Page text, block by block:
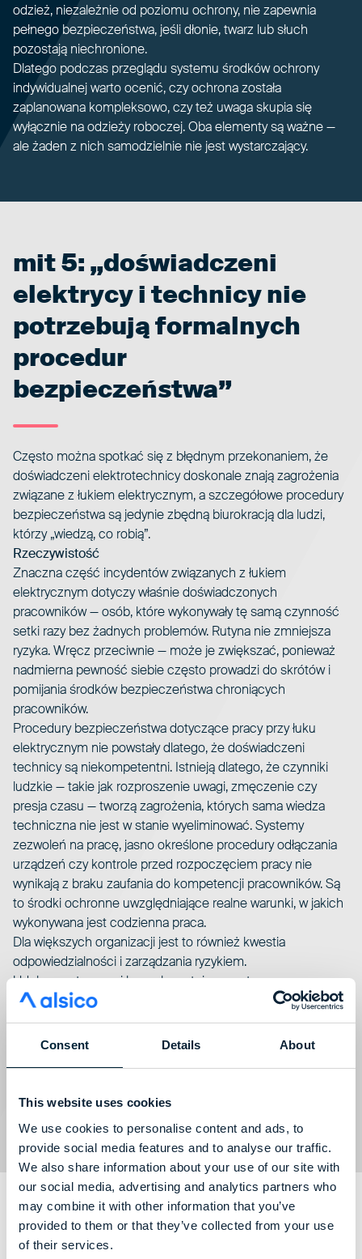
Consent Details About
This website uses cookies
We use cookies to personalise content and ads, to
provide social media features and to analyse our traffic.
We also share information about your use of our site with
our social media, advertising and analytics partners who
may combine it with other information that you’ve
provided to them or that they’ve collected from your use
of their services.
odzież, niezależnie od poziomu ochrony, nie zapewnia
pełnego bezpieczeństwa, jeśli dłonie, twarz lub słuch
pozostają niechronione.
Dlatego podczas przeglądu systemu środków ochrony
indywidualnej warto ocenić, czy ochrona została
zaplanowana kompleksowo, czy też uwaga skupia się
wyłącznie na odzieży roboczej. Oba elementy są ważne —
ale żaden z nich samodzielnie nie jest wystarczający.
mit 5: „doświadczeni
elektrycy i technicy nie
potrzebują formalnych
procedur
bezpieczeństwa”
Często można spotkać się z błędnym przekonaniem, że
doświadczeni elektrotechnicy doskonale znają zagrożenia
związane z łukiem elektrycznym, a szczegółowe procedury
bezpieczeństwa są jedynie zbędną biurokracją dla ludzi,
którzy „wiedzą, co robią”.
Rzeczywistość
Znaczna część incydentów związanych z łukiem
elektrycznym dotyczy właśnie doświadczonych
pracowników — osób, które wykonywały tę samą czynność
setki razy bez żadnych problemów. Rutyna nie zmniejsza
ryzyka. Wręcz przeciwnie — może je zwiększać, ponieważ
nadmierna pewność siebie często prowadzi do skrótów i
pomijania środków bezpieczeństwa chroniących
pracowników.
Procedury bezpieczeństwa dotyczące pracy przy łuku
elektrycznym nie powstały dlatego, że doświadczeni
technicy są niekompetentni. Istnieją dlatego, że czynniki
ludzkie — takie jak rozproszenie uwagi, zmęczenie czy
presja czasu — tworzą zagrożenia, których sama wiedza
techniczna nie jest w stanie wyeliminować. Systemy
zezwoleń na pracę, jasno określone procedury odłączania
urządzeń czy kontrole przed rozpoczęciem pracy nie
wynikają z braku zaufania do kompetencji pracowników. Są
to środki ochronne uwzględniające realne warunki, w jakich
wykonywana jest codzienna praca.
Dla większych organizacji jest to również kwestia
odpowiedzialności i zarządzania ryzykiem.
Udokumentowane i konsekwentnie przestrzegane
procedury bezpieczeństwa potwierdzają, że organizacja
wywiązuje się ze swojego obowiązku zapewnienia
bezpiecznych warunków pracy. W przypadku incydentu
jeśli wydaje się skuteczna i oparta na doświadczeniu, nie
mit 6: „cięższe i bardziej